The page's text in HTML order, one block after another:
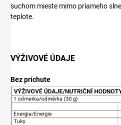
suchom mieste mimo priameho
teplote.
VÝŽIVOVÉ ÚDAJE
Bez príchute